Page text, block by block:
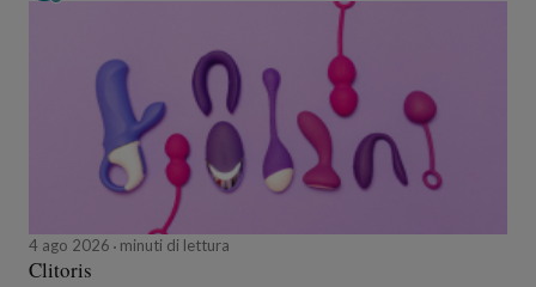
4 ago 2026 minuti di lettura
Clitoris